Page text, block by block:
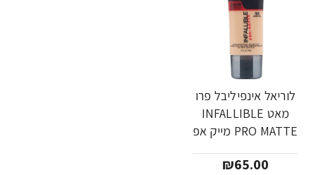
לוריאל אינפיליבל פרו
מאט INFALLIBLE
PRO MATTE מייק אפ
מבית L'Oréal
₪65.00